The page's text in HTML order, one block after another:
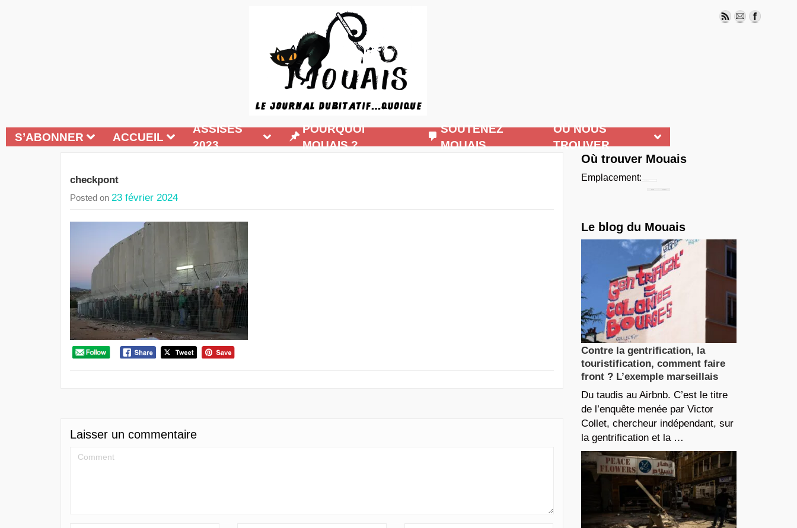
S’ABONNER ACCUEIL
ASSISES
2023
POURQUOI
MOUAIS ?
SOUTENEZ
MOUAIS
OÙ NOUS
TROUVER
checkpont
Posted on 23 février 2024
Laisser un commentaire
Où trouver Mouais
Emplacement:
Le blog du Mouais
Contre la gentrification, la
touristification, comment faire
front ? L’exemple marseillais
Du taudis au Airbnb. C’est le titre
de l’enquête menée par Victor
Collet, chercheur indépendant, sur
la gentrification et la …